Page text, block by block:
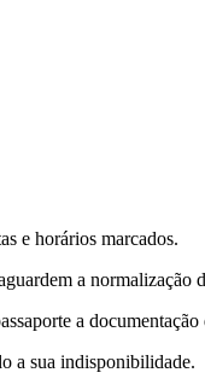
e horários marcados.
a normalização
a
a sua indisponibilidade.